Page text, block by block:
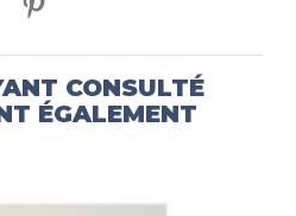
CONSULTÉ
ÉGALEMENT